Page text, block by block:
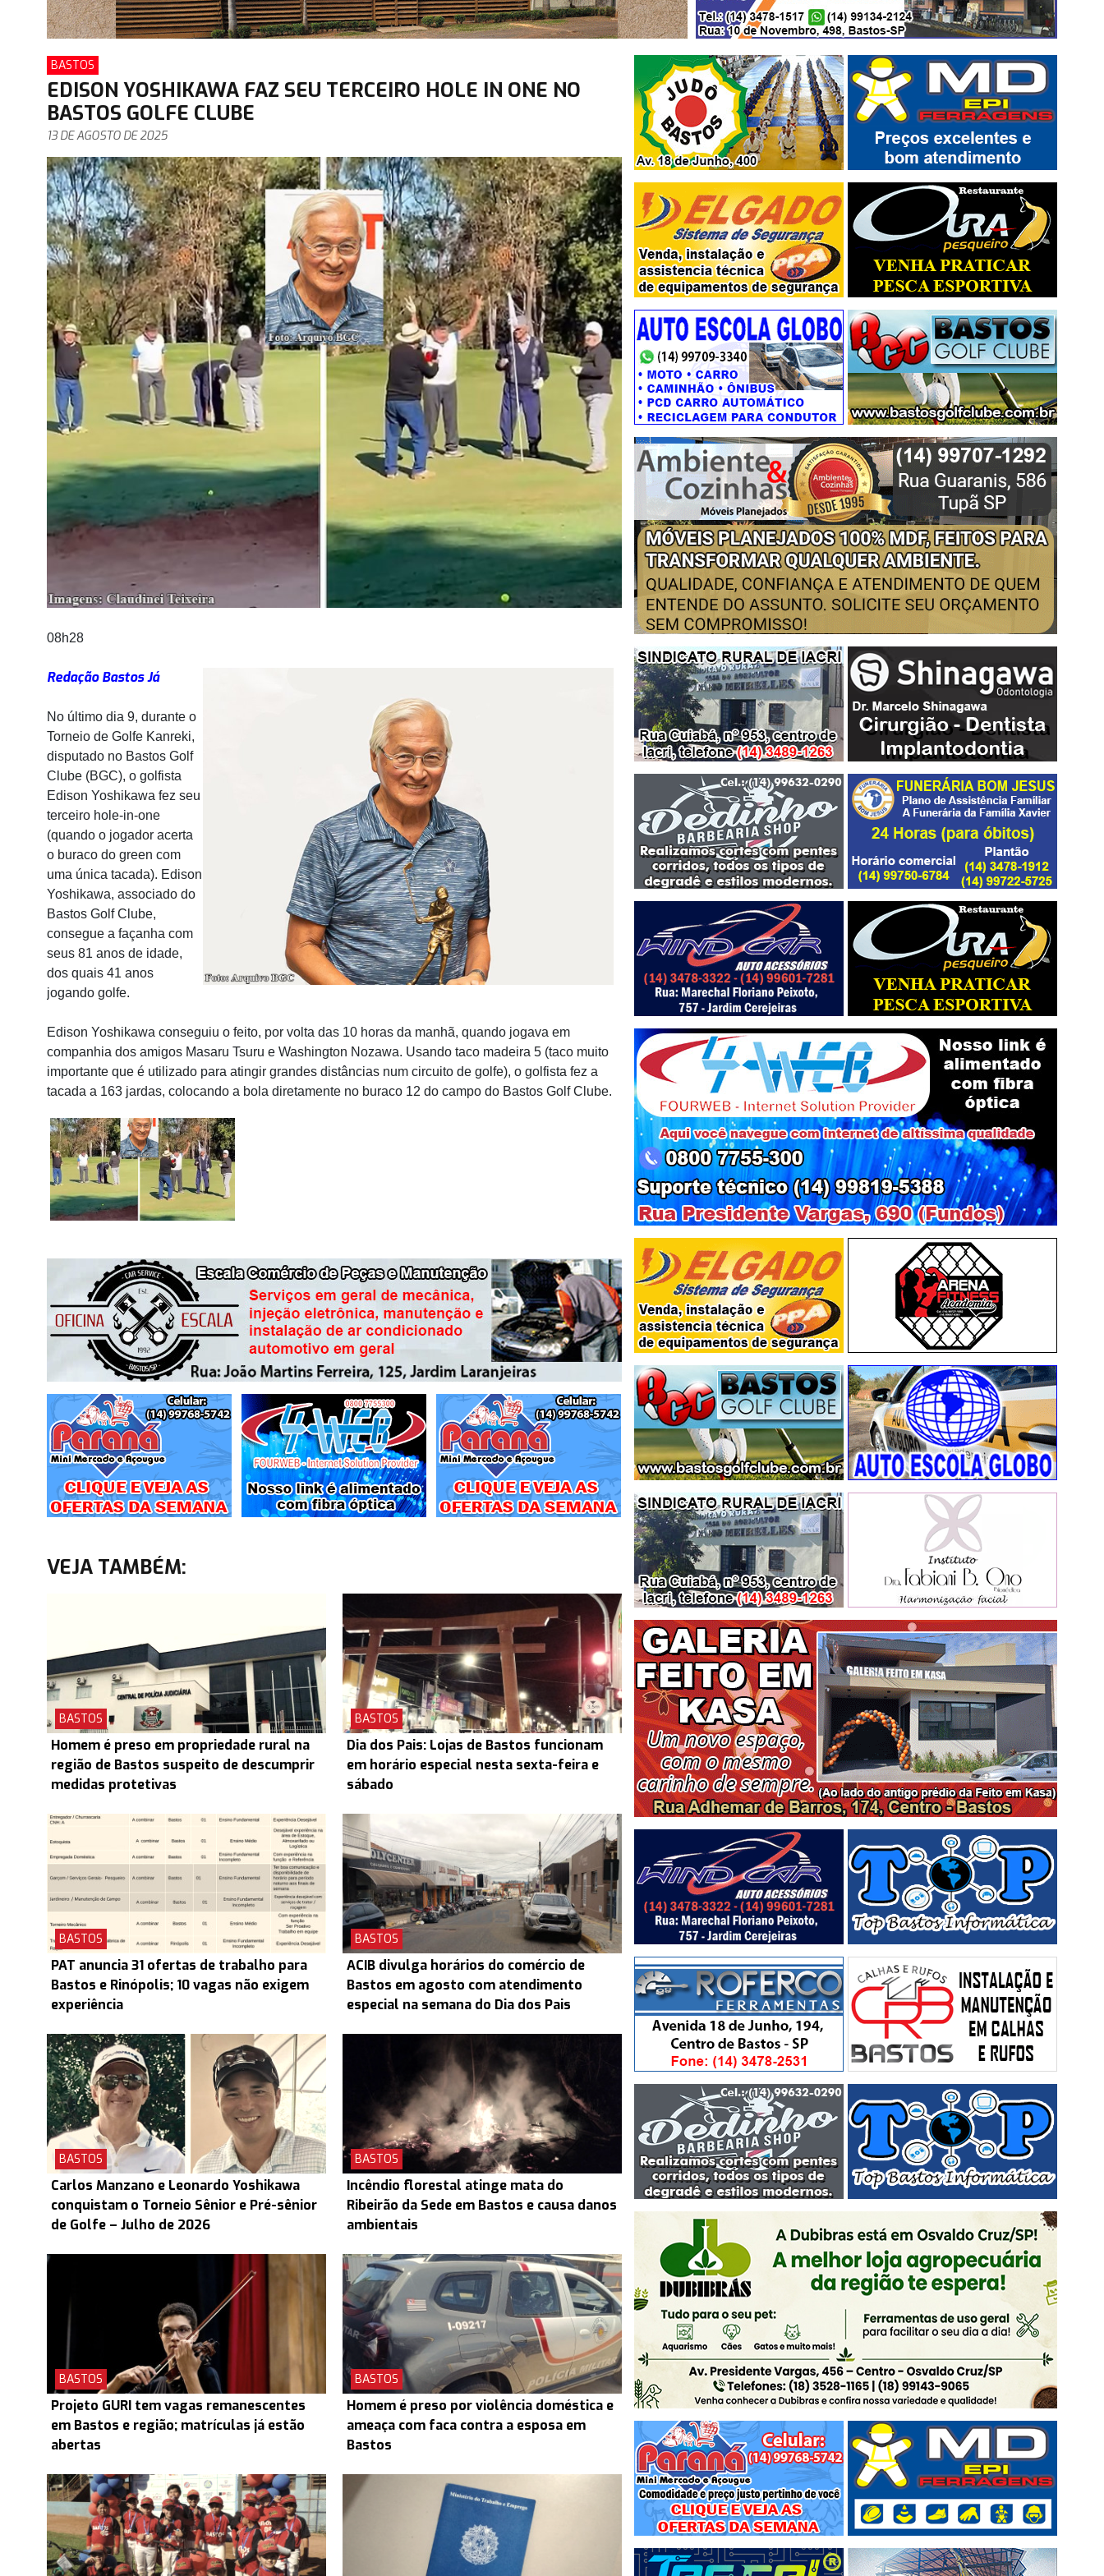
BASTOS
EDISON YOSHIKAWA FAZ SEU TERCEIRO HOLE IN ONE NO
BASTOS GOLFE CLUBE
13 DE AGOSTO DE 2025
08h28
Redação Bastos Já
No último dia 9, durante o
Torneio de Golfe Kanreki,
disputado no Bastos Golf
Clube (BGC), o golfista
Edison Yoshikawa fez seu
terceiro hole-in-one
(quando o jogador acerta
o buraco do green com
uma única tacada). Edison
Yoshikawa, associado do
Bastos Golf Clube,
consegue a façanha com
seus 81 anos de idade,
dos quais 41 anos
jogando golfe.
Edison Yoshikawa conseguiu o feito, por volta das 10 horas da manhã, quando jogava em
companhia dos amigos Masaru Tsuru e Washington Nozawa. Usando taco madeira 5 (taco muito
importante que é utilizado para atingir grandes distâncias num circuito de golfe), o golfista fez a
tacada a 163 jardas, colocando a bola diretamente no buraco 12 do campo do Bastos Golf Clube.
VEJA TAMBÉM:
BASTOS
Homem é preso em propriedade rural na
região de Bastos suspeito de descumprir
medidas protetivas
BASTOS
Dia dos Pais: Lojas de Bastos funcionam
em horário especial nesta sexta-feira e
sábado
BASTOS
PAT anuncia 31 ofertas de trabalho para
Bastos e Rinópolis; 10 vagas não exigem
experiência
BASTOS
ACIB divulga horários do comércio de
Bastos em agosto com atendimento
especial na semana do Dia dos Pais
BASTOS
Carlos Manzano e Leonardo Yoshikawa
conquistam o Torneio Sênior e Pré-sênior
de Golfe – Julho de 2026
BASTOS
Incêndio florestal atinge mata do
Ribeirão da Sede em Bastos e causa danos
ambientais
BASTOS
Projeto GURI tem vagas remanescentes
em Bastos e região; matrículas já estão
abertas
BASTOS
Homem é preso por violência doméstica e
ameaça com faca contra a esposa em
Bastos